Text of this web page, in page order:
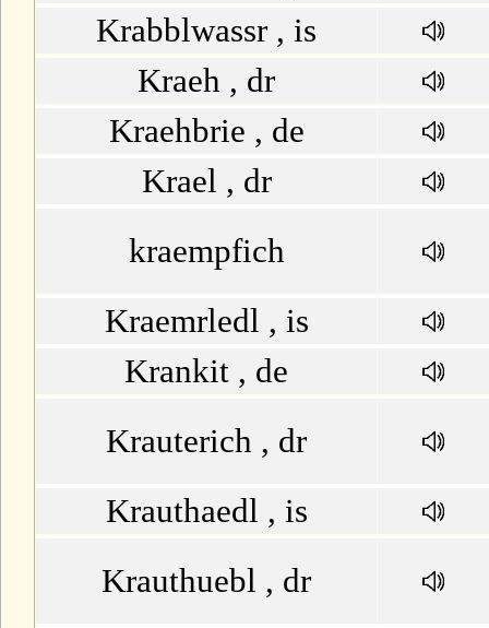
Krabblwassr , is
Kraeh , dr
Kraehbrie , de
Krael , dr
kraempfich
Kraemrledl , is
Krankit , de
Krauterich , dr
Krauthaedl , is
Krauthuebl , dr